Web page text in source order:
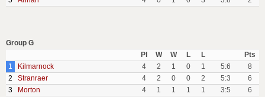
Group G
Pl
W W L L
Pts
1
Kilmarnock 4 2 1 0 1 5:6
8
2
Stranraer 4 2 0 0 2 5:3
6
3
Morton 4 1 1 1 1 3:5
6